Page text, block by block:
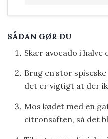
SÅDAN GØR DU
Skær avocado i halve
Brug en stor
det er vigtigt at der
Mos kødet med en
citronsaften, så det